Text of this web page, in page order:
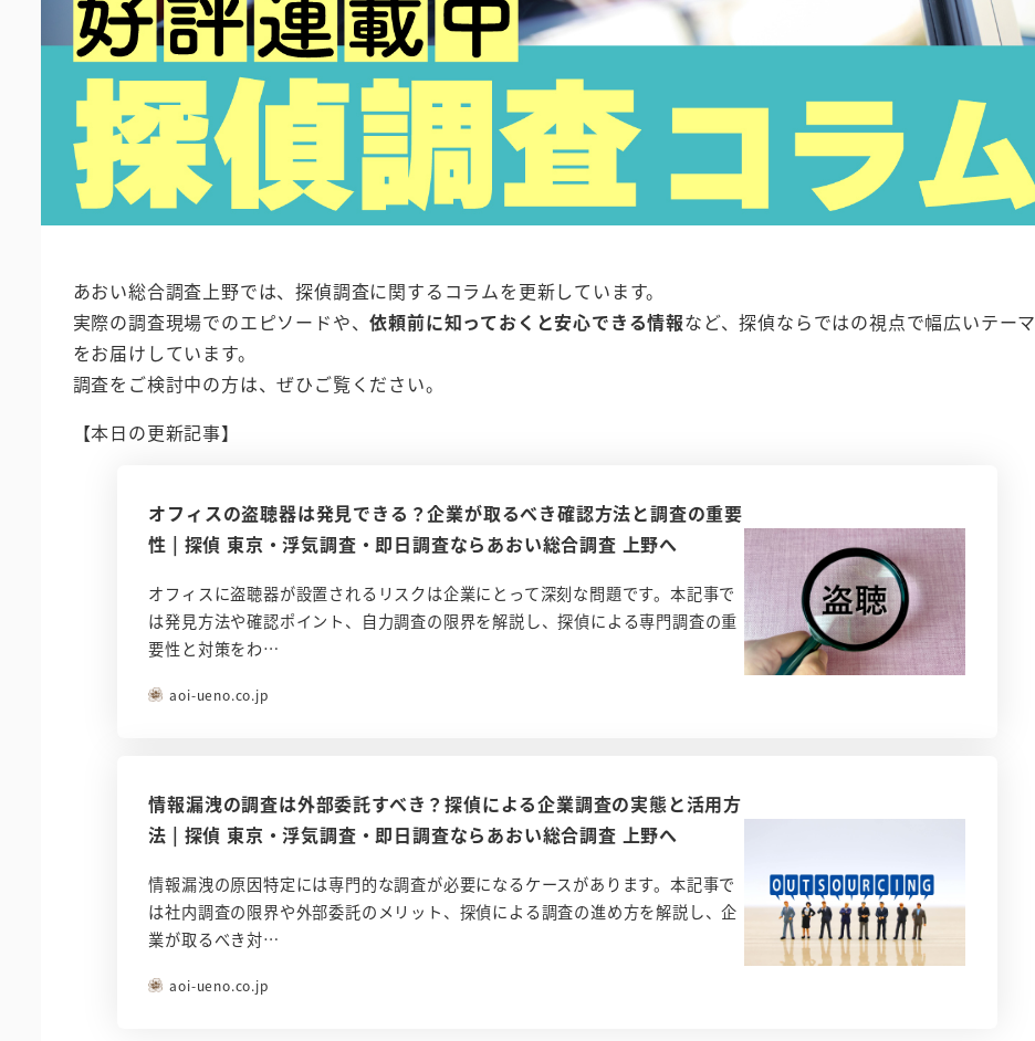
あおい総合調査上野では、探偵調査に関するコラムを更新しています。
実際の調査現場でのエピソードや、依頼前に知っておくと安心できる情報など、探偵ならではの視点で幅広いテーマ
をお届けしています。
調査をご検討中の方は、ぜひご覧ください。
【本日の更新記事】
オフィスの盗聴器は発見できる？企業が取るべき確認方法と調査の重要
性 | 探偵 東京・浮気調査・即日調査ならあおい総合調査 上野へ
オフィスに盗聴器が設置されるリスクは企業にとって深刻な問題です。本記事で
は発見方法や確認ポイント、自力調査の限界を解説し、探偵による専門調査の重
要性と対策をわ…
aoi-ueno.co.jp
情報漏洩の調査は外部委託すべき？探偵による企業調査の実態と活用方
法 | 探偵 東京・浮気調査・即日調査ならあおい総合調査 上野へ
情報漏洩の原因特定には専門的な調査が必要になるケースがあります。本記事で
は社内調査の限界や外部委託のメリット、探偵による調査の進め方を解説し、企
業が取るべき対…
aoi-ueno.co.jp